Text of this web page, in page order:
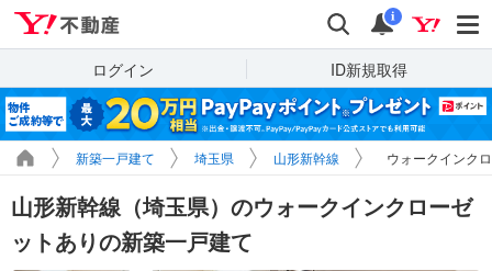
検索 通知
i
ログイン ID新規取得
新築一戸建て 埼玉県 山形新幹線 ウォークインク
山形新幹線（埼玉県）のウォークインクローゼ
ットありの新築一戸建て